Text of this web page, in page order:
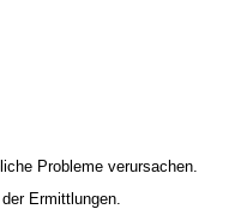
Probleme verursachen.
Ermittlungen.